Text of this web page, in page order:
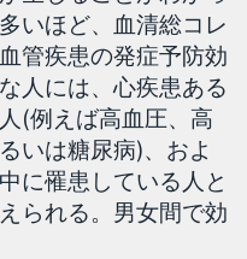
いほど、血清総コレ
管疾患の発症予防効
人には、心疾患ある
(例えば高血圧、高
いは糖尿病)、およ
に罹患している人と
られる。男女間で効